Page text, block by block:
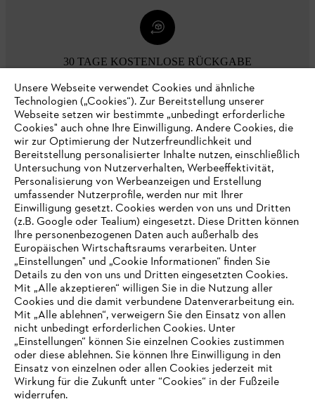
30 TAGE KOSTENLOSE RÜCKGABE
Zahlungsmöglichkeiten
Unternehmen
Online Shop
Service
IHR BROWSER WIRD NICHT
UNTERSTÜTZT
Unsere Webseite verwendet Cookies und ähnliche
Technologien („Cookies“). Zur Bereitstellung unserer
Webseite setzen wir bestimmte „unbedingt erforderliche
Cookies" auch ohne Ihre Einwilligung. Andere Cookies, die
wir zur Optimierung der Nutzerfreundlichkeit und
Bereitstellung personalisierter Inhalte nutzen, einschließlich
Untersuchung von Nutzerverhalten, Werbeeffektivität,
Personalisierung von Werbeanzeigen und Erstellung
umfassender Nutzerprofile, werden nur mit Ihrer
Einwilligung gesetzt. Cookies werden von uns und Dritten
(z.B. Google oder Tealium) eingesetzt. Diese Dritten können
Ihre personenbezogenen Daten auch außerhalb des
Europäischen Wirtschaftsraums verarbeiten. Unter
„Einstellungen" und „Cookie Informationen“ finden Sie
Details zu den von uns und Dritten eingesetzten Cookies.
Mit „Alle akzeptieren“ willigen Sie in die Nutzung aller
Cookies und die damit verbundene Datenverarbeitung ein.
Mit „Alle ablehnen“, verweigern Sie den Einsatz von allen
nicht unbedingt erforderlichen Cookies. Unter
„Einstellungen“ können Sie einzelnen Cookies zustimmen
oder diese ablehnen. Sie können Ihre Einwilligung in den
Einsatz von einzelnen oder allen Cookies jederzeit mit
Wirkung für die Zukunft unter “Cookies“ in der Fußzeile
widerrufen.